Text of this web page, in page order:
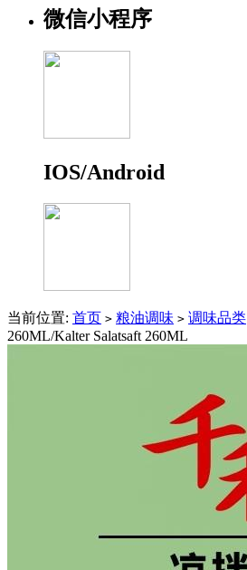
微信小程序
IOS/Android
当前位置: 首页 > 粮油调味 > 调味品类
260ML/Kalter Salatsaft 260ML